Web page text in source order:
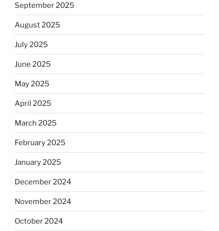
September 2025
August 2025
July 2025
June 2025
May 2025
April 2025
March 2025
February 2025
January 2025
December 2024
November 2024
October 2024